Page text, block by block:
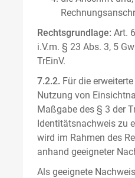
Rechtsgrundlage: Art.
i.V.m. § 23 Abs. 3, 5
TrEinV.
7.2.2. Für die
Nutzung von
Maßgabe des § 3 der
Identitätsnachweis zu
wird im Rahmen des
anhand geeigneter
Als geeignete